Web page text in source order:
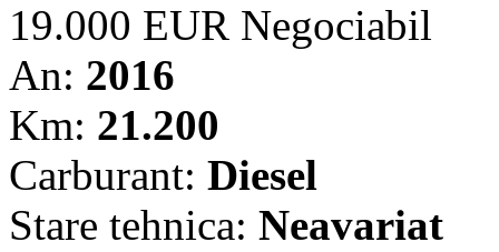
19.000 EUR Negociabil
An: 2016
Km: 21.200
Carburant: Diesel
Stare tehnica: Neavariat